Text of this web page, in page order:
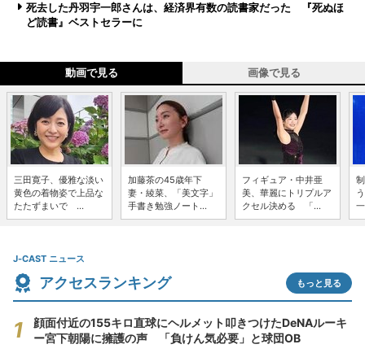
死去した丹羽宇一郎さんは、経済界有数の読書家だった 『死ぬほ
ど読書』ベストセラーに
動画で見る 画像で見る
三田寛子、優雅な淡い
黄色の着物姿で上品な
たたずまいで ...
加藤茶の45歳年下
妻・綾菜、「美文字」
手書き勉強ノート...
フィギュア・中井亜
美、華麗にトリプルア
クセル決める 「...
J-CAST ニュース
アクセスランキング もっと見る
顔面付近の155キロ直球にヘルメット叩きつけたDeNAルーキ
ー宮下朝陽に擁護の声 「負けん気必要」と球団OB